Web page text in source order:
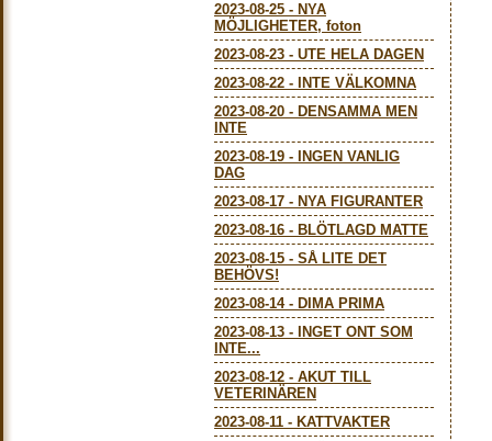
2023-08-25 - NYA
MÖJLIGHETER, foton
2023-08-23 - UTE HELA DAGEN
2023-08-22 -
INTE VÄLKOMNA
2023-08-20 - DENSAMMA MEN
INTE
2023-08-19 -
INGEN VANLIG
DAG
2023-08-17 - NYA FIGURANTER
2023-08-16 - BLÖTLAGD MATTE
2023-08-15 - SÅ LITE DET
BEHÖVS!
2023-08-14- DIMA PRIMA
2023-08-13 -
INGET ONT SOM
INTE...
2023-08-12 - AKUT TILL
VETERINÄREN
2023-08-11 - KATTVAKTER